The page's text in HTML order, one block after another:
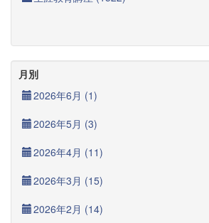
月別
2026年6月 (1)
2026年5月 (3)
2026年4月 (11)
2026年3月 (15)
2026年2月 (14)